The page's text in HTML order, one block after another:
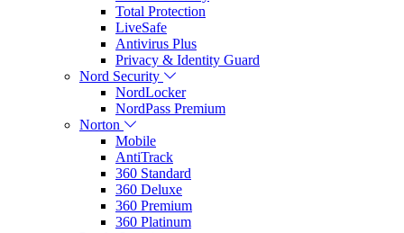
Total Protection
LiveSafe
Antivirus Plus
Privacy & Identity Guard
Nord Security
NordLocker
NordPass Premium
Norton
Mobile
AntiTrack
360 Standard
360 Deluxe
360 Premium
360 Platinum